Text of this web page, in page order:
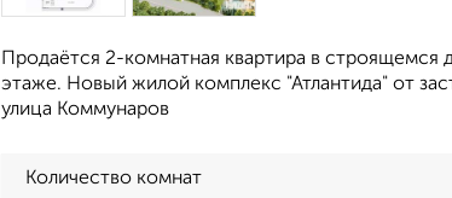
Продаётся 2-комнатная квартира в
этаже. Новый жилой комплекс "Атлантида" от
улица Коммунаров
Количество комнат